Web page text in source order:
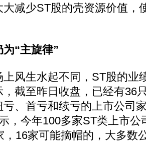
减少ST股的壳资源价值，
“主旋律”
生水起不同，ST股的业
截至昨日收盘，已经有36
、首亏和续亏的上市公司
，今年100多家ST类上市公
，16家可能摘帽的，大多数